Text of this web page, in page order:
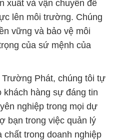
xuất và vận chuyển để
lên môi trường. Chúng
vững và bảo vệ môi
của sứ mệnh của
Phát, chúng tôi tự
khách hàng sự đáng tin
nghiệp trong mọi dự
bạn trong việc quản lý
trong doanh nghiệp